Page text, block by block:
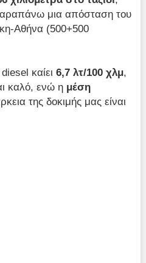
μια απόσταση του
Αθήνα (500+500
καίει6,7 λτ/100 χλμ,
καλό, ενώ η μέση
της δοκιμής μας είναι